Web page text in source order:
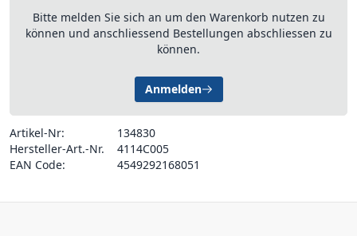
Bitte melden Sie sich an um den Warenkorb nutzen zu
können und anschliessend Bestellungen abschliessen zu
können.
Anmelden
Artikel-Nr:
134830
Hersteller-Art.-Nr.
4114C005
EAN Code:
4549292168051